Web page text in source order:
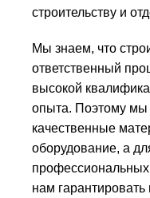
строительству и
Мы знаем, что
ответственный
высокой
опыта. Поэтому мы
качественные
оборудование, а
профессиональных
нам гарантировать